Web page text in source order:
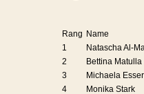
Rang Name
1
Natascha Al-
2
Bettina Matulla
3
Michaela Esser
4
Monika Stark